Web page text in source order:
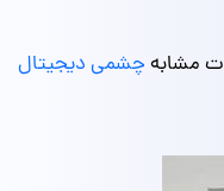
مشابهچشمی دیجیتال